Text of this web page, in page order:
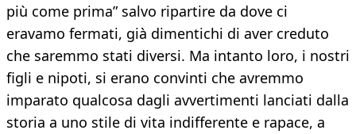
più come prima” salvo ripartire da dove ci
eravamo fermati, già dimentichi di aver creduto
che saremmo stati diversi. Ma intanto loro, i nostri
figli e nipoti, si erano convinti che avremmo
imparato qualcosa dagli avvertimenti lanciati dalla
storia a uno stile di vita indifferente e rapace, a